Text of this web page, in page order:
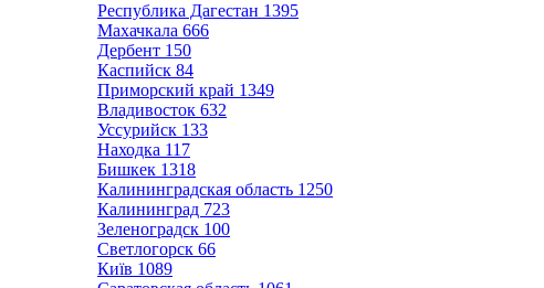
Республика Дагестан 1395
Махачкала 666
Дербент 150
Каспийск 84
Приморский край 1349
Владивосток 632
Уссурийск 133
Находка 117
Бишкек 1318
Калининградская область 1250
Калининград 723
Зеленоградск 100
Светлогорск 66
Київ 1089